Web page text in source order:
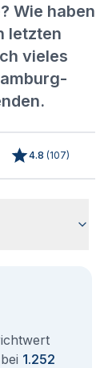
Wie haben
letzten
vieles
4.8 (107)
1.252